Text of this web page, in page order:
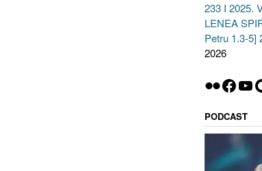
233 I 2025.
LENEA
Petru 1.3-5]
2026
Flickr
PODCAST